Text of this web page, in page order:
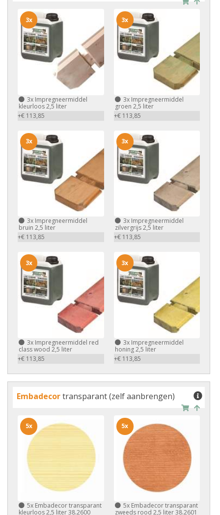
3x Impregneermiddel
kleurloos 2,5 liter
+€ 113,85
3x
3xImpregneermiddel
groen 2,5 liter
+€ 113,85
3x
3x Impregneermiddel
bruin 2,5 liter
+€ 113,85
3x
3xImpregneermiddel
zilvergrijs 2,5 liter
+€ 113,85
3x
3x Impregneermiddel red
class wood 2,5 liter
+€ 113,85
3x
3xImpregneermiddel
honing 2,5 liter
+€ 113,85
3x
Embadecortransparant (zelf aanbrengen)
5x Embadecor transparant
kleurloos 2,5 liter 38.2600
5x
5xEmbadecor transparant
zweeds rood 2,5 liter 38.2601
5x